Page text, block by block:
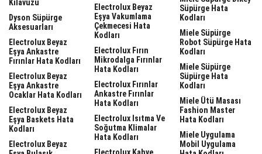
Kılavuzu
Dyson Süpürge
Aksesuarları
Electrolux Beyaz
Eşya Ankastre
Fırınlar Hata Kodları
Electrolux Beyaz
Eşya Ankastre
Ocaklar Hata Kodları
Electrolux Beyaz
Eşya Baskets Hata
Kodları
Electrolux Beyaz
Electrolux Beyaz
Eşya Vakumlama
Çekmecesi Hata
Kodları
Electrolux Fırın
Mikrodalga Fırınlar
Hata Kodları
Electrolux Fırınlar
Ankastre Fırınlar
Hata Kodları
Electrolux Isıtma Ve
Soğutma Klimalar
Hata Kodları
Electrolux Kahve
Süpürge Hata
Kodları
Miele Süpürge
Robot Süpürge Hata
Kodları
Miele Süpürge
Süpürge Hata
Kodları
Miele Ütü Masası
Fashion Master
Hata Kodları
Miele Uygulama
Mobil Uygulama